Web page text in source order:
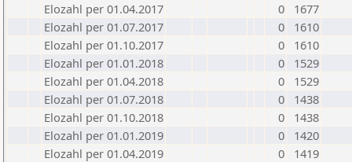
Elozahl per 01.04.2017
0
1677
Elozahl per 01.07.2017
0
1610
Elozahl per 01.10.2017
0
1610
Elozahl per 01.01.2018
0
1529
Elozahl per 01.04.2018
0
1529
Elozahl per 01.07.2018
0
1438
Elozahl per 01.10.2018
0
1438
Elozahl per 01.01.2019
0
1420
Elozahl per 01.04.2019
0
1419